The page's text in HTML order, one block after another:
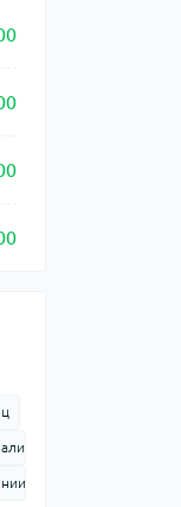
при доставке